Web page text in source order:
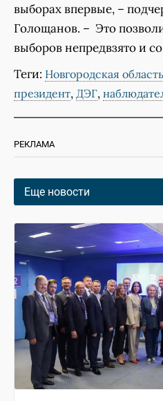
выборах впервые, –
Голощанов. – Это
выборов непредвзято и
Теги: Новгородская область
президент, ДЭГ,
РЕКЛАМА
Еще новости